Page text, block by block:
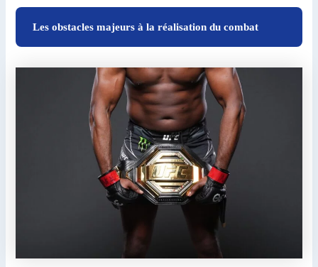
Les obstacles majeurs à la réalisation du combat